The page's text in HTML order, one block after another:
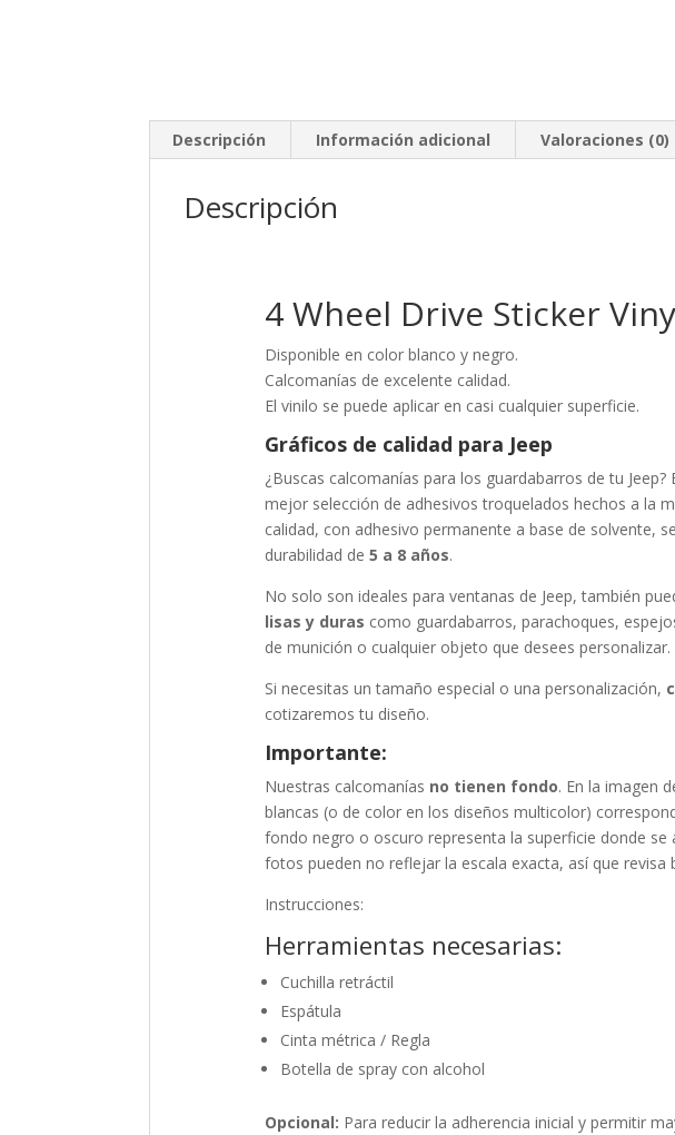
Descripción Información adicional Valoraciones (0)
Descripción
4 Wheel Drive Sticker
Disponible en color blanco y negro.
Calcomanías de excelente calidad.
El vinilo se puede aplicar en casi cualquier superficie.
Gráficos de calidad para Jeep
¿Buscas calcomanías para los guardabarros de tu Jeep?
mejor selección de adhesivos troquelados hechos a la
calidad, con adhesivo permanente a base de solvente,
durabilidad de5 a 8 años.
No solo son ideales para ventanas de Jeep, también
lisas y duras como guardabarros, parachoques,
de munición o cualquier objeto que desees personalizar.
Si necesitas un tamaño especial o una personalización,
cotizaremos tu diseño.
Importante:
Nuestras calcomanías no tienen fondo. En la imagen
blancas (o de color en los diseños multicolor)
fondo negro o oscuro representa la superficie donde se
fotos pueden no reflejar la escala exacta, así que revisa
Instrucciones:
Herramientas necesarias:
Cuchilla retráctil
Espátula
Cinta métrica / Regla
Botella de spray con alcohol
Opcional: Para reducir la adherencia inicial y permitir